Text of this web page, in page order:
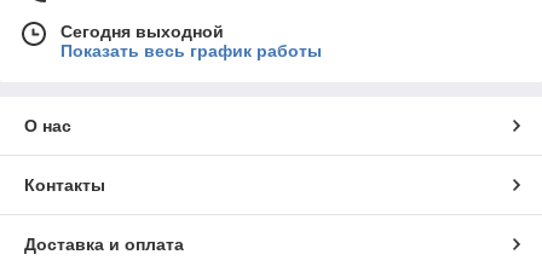
Сегодня выходной
Показать весь график работы
О нас
Контакты
Доставка и оплата